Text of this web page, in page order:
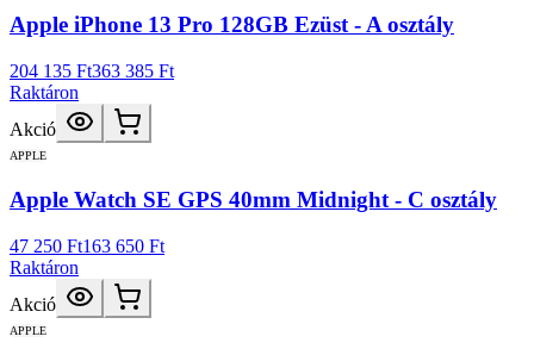
Apple iPhone 13 Pro 128GB Ezüst - A osztály
204 135 Ft363 385 Ft
Raktáron
Akció
APPLE
Apple Watch SE GPS 40mm Midnight - C osztály
47 250 Ft163 650 Ft
Raktáron
Akció
APPLE